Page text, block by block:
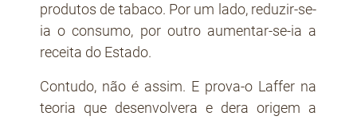
produtos de tabaco. Por um lado, reduzir-se-
ia o consumo, por outro aumentar-se-ia a
receita do Estado.
Contudo, não é assim. E prova-o Laffer na
teoria que desenvolvera e dera origem a